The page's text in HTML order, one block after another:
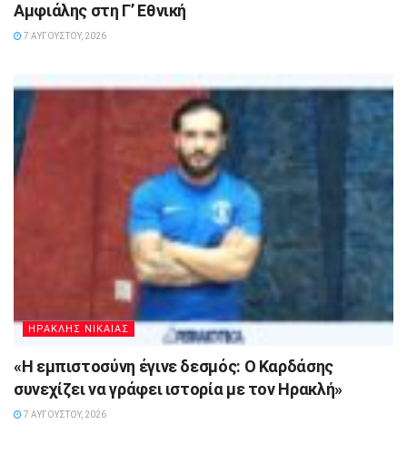
Αμφιάλης στη Γ’ Εθνική
7 ΑΥΓΟΎΣΤΟΥ, 2026
ΗΡΑΚΛΗΣ ΝΙΚΑΙΑΣ
«Η εμπιστοσύνη έγινε δεσμός: Ο Καρδάσης
συνεχίζει να γράφει ιστορία με τον Ηρακλή»
7 ΑΥΓΟΎΣΤΟΥ, 2026